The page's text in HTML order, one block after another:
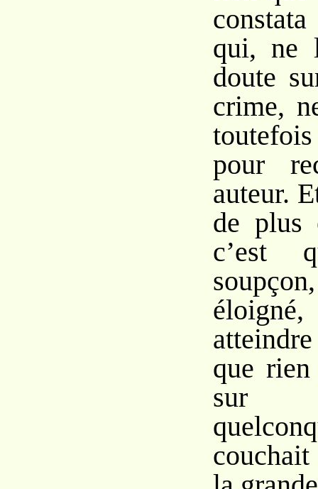
qui, ne
doute
crime,
pour
auteur.
de plus
c’est
que
sur